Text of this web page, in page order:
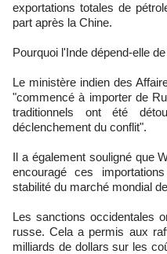
exportations totales de
part après la Chine.
Pourquoi l'Inde dépend-elle
Le ministère indien des
"commencé à importer de
traditionnels ont été
déclenchement du conflit".
Il a également souligné que
encouragé ces
stabilité du marché mondial
Les sanctions occidentales
russe. Cela a permis aux
milliards de dollars sur les